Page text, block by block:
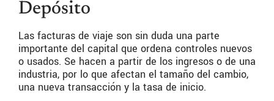
Depósito
Las facturas de viaje son sin duda una parte
importante del capital que ordena controles nuevos
o usados. Se hacen a partir de los ingresos o de una
industria, por lo que afectan el tamaño del cambio,
una nueva transacción y la tasa de inicio.